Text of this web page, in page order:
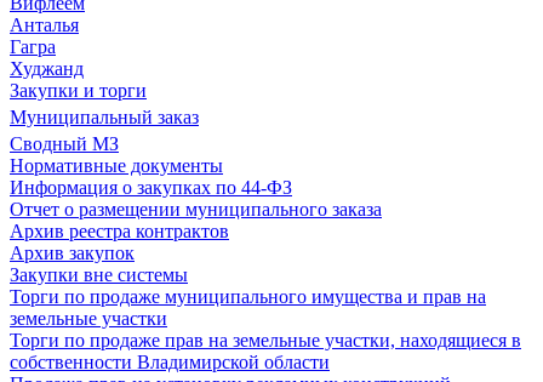
Анталья
Гагра
Худжанд
Закупки и торги
Муниципальный заказ
Сводный МЗ
Нормативные документы
Информация о закупках по 44-ФЗ
Отчет о размещении муниципального заказа
Архив реестра контрактов
Архив закупок
Закупки вне системы
Торги по продаже муниципального имущества и прав на
земельные участки
Торги по продаже прав на земельные участки, находящиеся в
собственности Владимирской области